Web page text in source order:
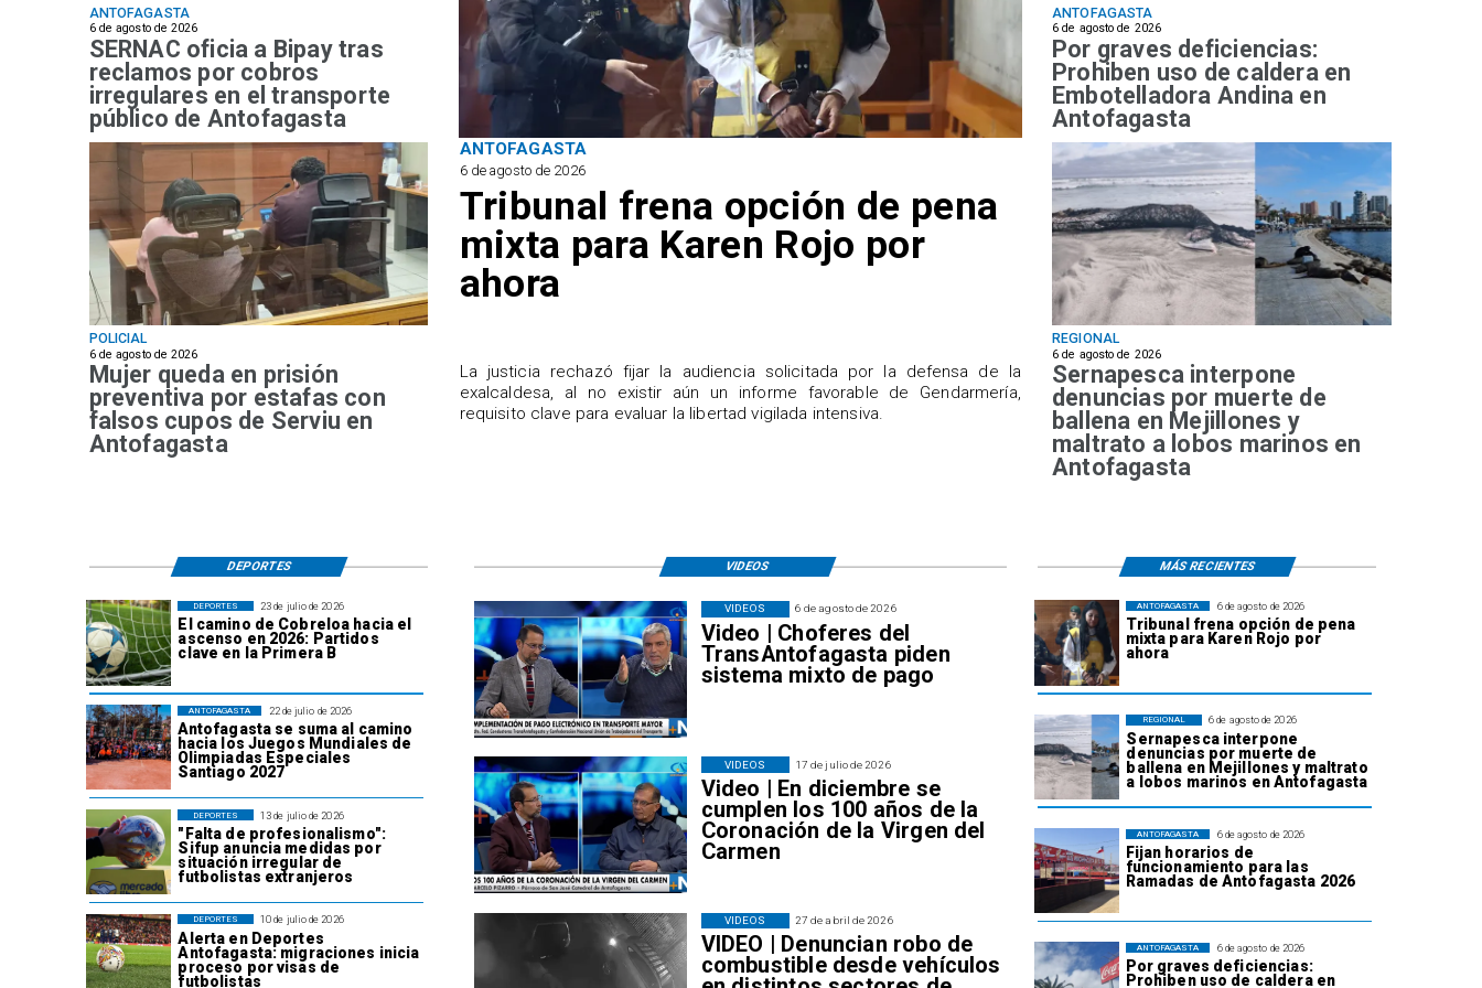
ANTOFAGASTA
6 de agosto de 2026
SERNAC oficia a Bipay tras
reclamos por cobros
irregulares en el transporte
público de Antofagasta
ANTOFAGASTA
6 de agosto de 2026
Tribunal frena opción de pena
mixta para Karen Rojo por
ahora
​La justicia rechazó fijar la audiencia solicitada por la defensa de la
exalcaldesa, al no existir aún un informe favorable de Gendarmería,
requisito clave para evaluar la libertad vigilada intensiva.
POLICIAL
6 de agosto de 2026
Mujer queda en prisión
preventiva por estafas con
falsos cupos de Serviu en
Antofagasta
ANTOFAGASTA
6 de agosto de 2026
Por graves deficiencias:
Prohiben uso de caldera en
Embotelladora Andina en
Antofagasta
REGIONAL
6 de agosto de 2026
Sernapesca interpone
denuncias por muerte de
ballena en Mejillones y
maltrato a lobos marinos en
Antofagasta
6 de agosto de 2026
Tribunal frena opción de pena
mixta para Karen Rojo por
ahora
ANTOFAGASTA
6 de agosto de 2026
Sernapesca interpone
denuncias por muerte de
ballena en Mejillones y maltrato
a lobos marinos en Antofagasta
REGIONAL
6 de agosto de 2026
Fijan horarios de
funcionamiento para las
Ramadas de Antofagasta 2026
ANTOFAGASTA
6 de agosto de 2026
Por graves deficiencias:
Prohiben uso de caldera en
ANTOFAGASTA
23 de julio de 2026
El camino de Cobreloa hacia el
ascenso en 2026: Partidos
clave en la Primera B
DEPORTES
22 de julio de 2026
Antofagasta se suma al camino
hacia los Juegos Mundiales de
Olimpiadas Especiales
Santiago 2027
ANTOFAGASTA
13 de julio de 2026
"Falta de profesionalismo":
Sifup anuncia medidas por
situación irregular de
futbolistas extranjeros
DEPORTES
10 de julio de 2026
Alerta en Deportes
Antofagasta: migraciones inicia
proceso por visas de
futbolistas
DEPORTES
6 de agosto de 2026
Video | Choferes del
TransAntofagasta piden
sistema mixto de pago
VIDEOS
17 de julio de 2026
Video | En diciembre se
cumplen los 100 años de la
Coronación de la Virgen del
Carmen
VIDEOS
27 de abril de 2026
VIDEO | Denuncian robo de
combustible desde vehículos
VIDEOS
VIDEOS
DEPORTES MÁS RECIENTES